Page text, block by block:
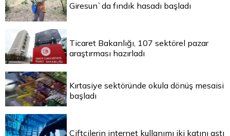
Giresun`da fındık hasadı başladı
Ticaret Bakanlığı, 107 sektörel pazar
araştırması hazırladı
Kırtasiye sektöründe okula dönüş mesaisi
başladı
Çiftçilerin internet kullanımı iki katını aştı